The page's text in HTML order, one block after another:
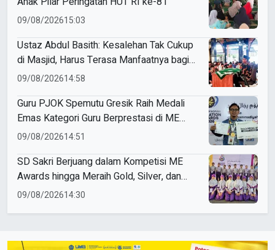
09/08/202615:03
Ustaz Abdul Basith: Kesalehan Tak Cukup
di Masjid, Harus Terasa Manfaatnya bagi
Sesama
09/08/202614:58
Guru PJOK Spemutu Gresik Raih Medali
Emas Kategori Guru Berprestasi di ME
Awards 2026
09/08/202614:51
SD Sakri Berjuang dalam Kompetisi ME
Awards hingga Meraih Gold, Silver, dan
Bronze
09/08/202614:30